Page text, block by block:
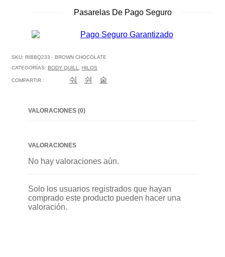
Pasarelas De Pago Seguro
SKU: RIBBQ233 - BROWN CHOCOLATE
CATEGORÍAS: BODY QUILL, HILOS
COMPARTIR :
VALORACIONES (0)
VALORACIONES
No hay valoraciones aún.
Solo los usuarios registrados que hayan
comprado este producto pueden hacer una
valoración.